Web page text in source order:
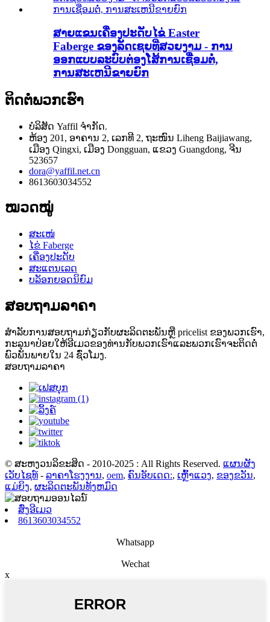
ສາຍແຂນເຄື່ອງປະດັບໄຂ່ Easter
Faberge ຂອງລັດເຊຍທີ່ສວຍງາມ - ການ
ອອກແບບລະບົບຕ່ອງໂສ້ການເຊື່ອມຕໍ່,
ການສະເຫນີຂາຍຍົກ
ຕິດຕໍ່ພວກເຮົາ
ບໍລິສັດ Yaffil ຈໍາກັດ.
ຫ້ອງ 201, ອາຄານ 2, ເລກທີ 2, ຖະໜົນ Liheng Baijiawang,
ເມືອງ Qingxi, ເມືອງ Dongguan, ແຂວງ Guangdong, ຈີນ
523657
dora@yaffil.net.cn
8613603034552
ໝວດໝູ່
ສະເໜ່
ໄຂ່ Faberge
ເຄື່ອງປະດັບ
ສະແຕນເລດ
ບລັອກຍອດນິຍົມ
ສອບຖາມລາຄາ
ສໍາ​ລັບ​ການ​ສອບ​ຖາມ​ກ່ຽວ​ກັບ​ຜະ​ລິດ​ຕະ​ພັນ​ຫຼື pricelist ຂອງ​ພວກ​ເຮົາ​,
ກະ​ລຸ​ນາ​ປ່ອຍ​ໃຫ້​ອີ​ເມວ​ຂອງ​ທ່ານ​ກັບ​ພວກ​ເຮົາ​ແລະ​ພວກ​ເຮົາ​ຈະ​ຕິດ​ຕໍ່​
ພົວ​ພັນ​ພາຍ​ໃນ 24 ຊົ່ວ​ໂມງ​.
ສອບຖາມລາຄາ
© ສະຫງວນລິຂະສິດ - 2010-2025 : All Rights Reserved. ແຜນຜັງ
ເວັບໄຊທ໌ - ລາຄາໂຮງງານ, oem, ຄົນອັບເດດ:, ເຫຼົ້າແວງ, ຂອງຂວັນ,
ແມ່ຍິງ, ຜະລິດຕະພັນທັງຫມົດ
ສົ່ງອີເມວ
8613603034552
Whatsapp
Wechat
x